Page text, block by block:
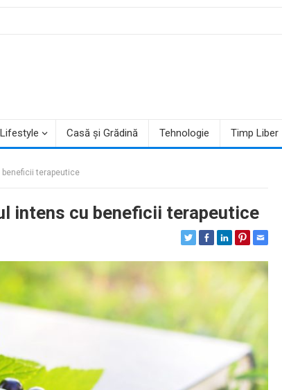
Lifestyle Casă și Grădină Tehnologie Timp Liber
terapeutice
intens cu beneficii terapeutice